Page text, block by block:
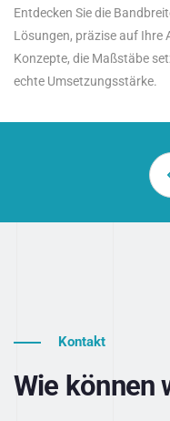
Entdecken Sie die
Lösungen, präzise auf Ihre
Konzepte, die Maßstäbe
echte Umsetzungsstärke.
Kontakt
Wie können